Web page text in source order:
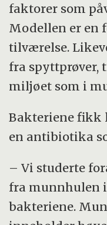
faktorer som
Modellen er en
tilværelse.
fra spyttprøver,
miljøet som i
Bakteriene fikk
en antibiotika
– Vi studerte
fra munnhulen
bakteriene.